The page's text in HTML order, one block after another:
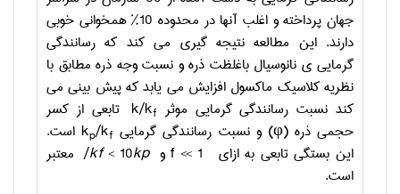
جهان پرداخته و اغلب آنها در محدوده 10% همخوانی خوبی
دارند. این مطالعه نتیجه گیری می کند که رسانندگی
گرمایی ی نانوسیال باغلظت ذره و نسبت وجه ذره مطابق با
نظریه کلاسیک ماکسول افزایش می یابد که پیش بینی می
کند نسبت رسانندگی گرمایی موثر k/kf
تابعی از کسر
حجمی ذره (φ) و نسبت رسانندگی گرمایی
kp/kf
است.
این بستگی تابعی به ازای
f << 1و kp
/kf< 10
معتبر
است.